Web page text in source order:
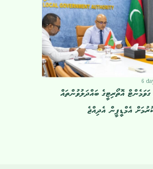
6
ގަވަމެންޓް އޮތޯރިޓީގެ ބައްދަލުވުންތައް
އެމްޑީޕީން އެދިއްޖެ